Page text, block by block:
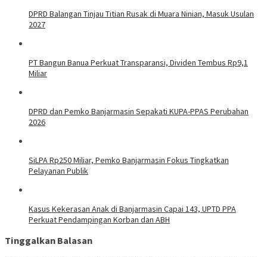
DPRD Balangan Tinjau Titian Rusak di Muara Ninian, Masuk Usulan
2027
PT Bangun Banua Perkuat Transparansi, Dividen Tembus Rp9,1
Miliar
DPRD dan Pemko Banjarmasin Sepakati KUPA-PPAS Perubahan
2026
SiLPA Rp250 Miliar, Pemko Banjarmasin Fokus Tingkatkan
Pelayanan Publik
Kasus Kekerasan Anak di Banjarmasin Capai 143, UPTD PPA
Perkuat Pendampingan Korban dan ABH
Tinggalkan Balasan